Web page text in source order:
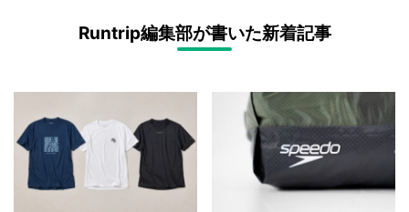
Runtrip編集部が書いた新着記事